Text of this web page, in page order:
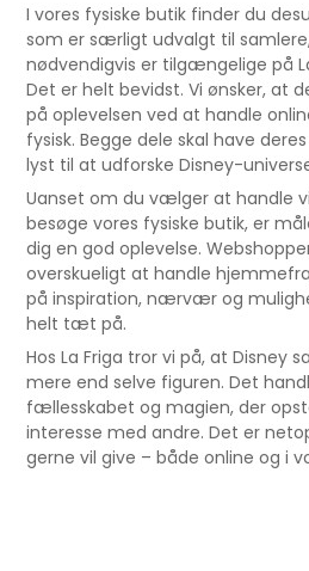
I vores fysiske butik finder du
som er særligt udvalgt til
nødvendigvis er tilgængelige på
Det er helt bevidst. Vi ønsker, at
på oplevelsen ved at handle
fysisk. Begge dele skal have
lyst til at udforske Disney-
Uanset om du vælger at handle
besøge vores fysiske butik, er
dig en god oplevelse.
overskueligt at handle
på inspiration, nærvær og
helt tæt på.
Hos La Friga tror vi på, at Disney
mere end selve figuren. Det
fællesskabet og magien, der
interesse med andre. Det er
gerne vil give – både online og i